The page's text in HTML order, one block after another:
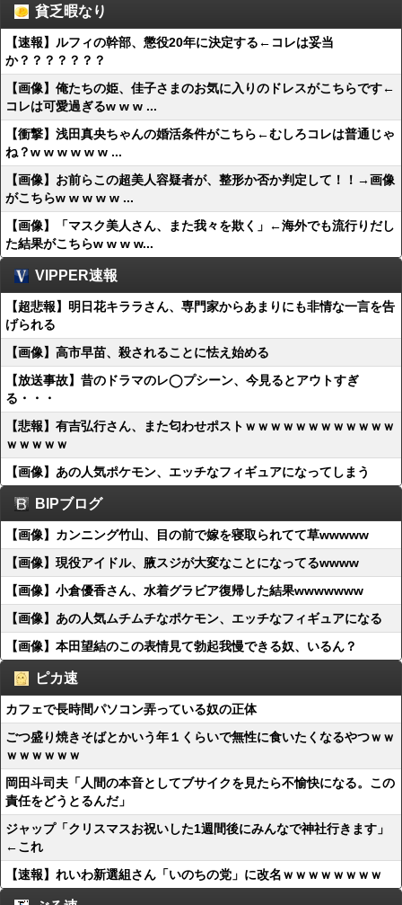
貧乏暇なり
【速報】ルフィの幹部、懲役20年に決定する←コレは妥当
か？？？？？？？
【画像】俺たちの姫、佳子さまのお気に入りのドレスがこちらです←
コレは可愛過ぎるw w w ...
【衝撃】浅田真央ちゃんの婚活条件がこちら←むしろコレは普通じゃ
ね？w w w w w w ...
【画像】お前らこの超美人容疑者が、整形か否か判定して！！→画像
がこちらw w w w w ...
【画像】「マスク美人さん、また我々を欺く」←海外でも流行りだし
た結果がこちらw w w w...
VIPPER速報
【超悲報】明日花キララさん、専門家からあまりにも非情な一言を告
げられる
【画像】高市早苗、殺されることに怯え始める
【放送事故】昔のドラマのレ◯プシーン、今見るとアウトすぎ
る・・・
【悲報】有吉弘行さん、また匂わせポストｗｗｗｗｗｗｗｗｗｗｗｗ
ｗｗｗｗｗ
【画像】あの人気ポケモン、エッチなフィギュアになってしまう
BIPブログ
【画像】カンニング竹山、目の前で嫁を寝取られてて草wwwww
【画像】現役アイドル、腋スジが大変なことになってるwwww
【画像】小倉優香さん、水着グラビア復帰した結果wwwwwww
【画像】あの人気ムチムチなポケモン、エッチなフィギュアになる
【画像】本田望結のこの表情見て勃起我慢できる奴、いるん？
ピカ速
カフェで長時間パソコン弄っている奴の正体
ごつ盛り焼きそばとかいう年１くらいで無性に食いたくなるやつｗｗ
ｗｗｗｗｗｗ
岡田斗司夫「人間の本音としてブサイクを見たら不愉快になる。この
責任をどうとるんだ」
ジャップ「クリスマスお祝いした1週間後にみんなで神社行きます」
←これ
【速報】れいわ新選組さん「いのちの党」に改名ｗｗｗｗｗｗｗｗ